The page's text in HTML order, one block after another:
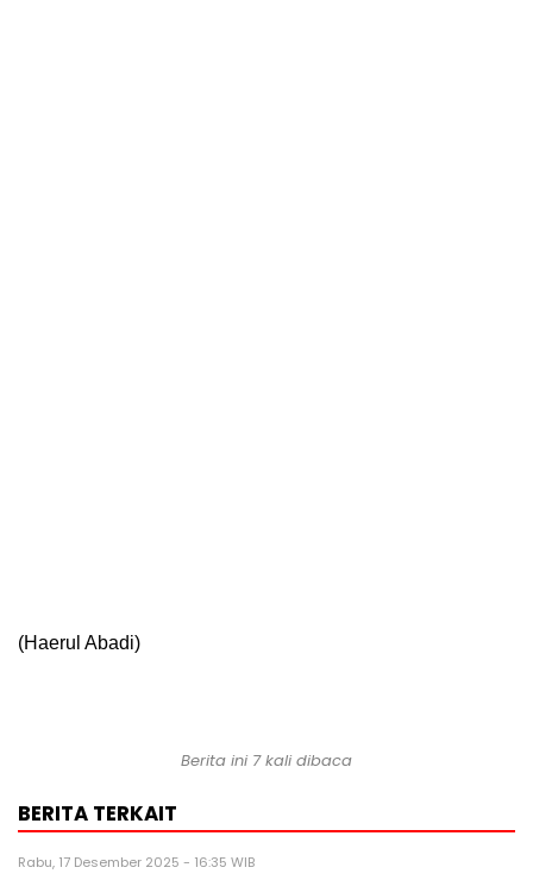
(Haerul Abadi)
Berita ini 7 kali dibaca
BERITA TERKAIT
Rabu, 17 Desember 2025 - 16:35 WIB